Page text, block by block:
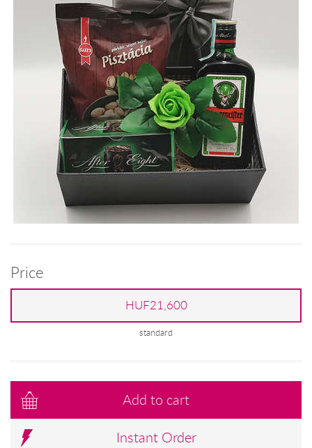
Price
HUF21,600
standard
Add to cart
Instant Order